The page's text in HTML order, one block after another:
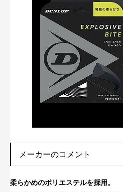
メーカーのコメント
柔らかめのポリエステルを採用。